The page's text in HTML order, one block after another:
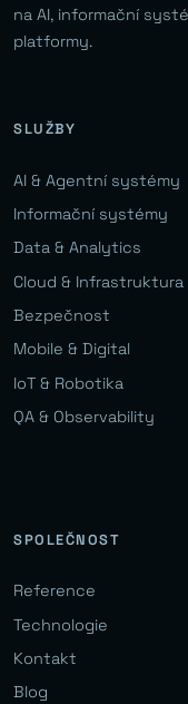
na AI, informační
platformy.
SLUŽBY
AI & Agentní systémy
Informační systémy
Data & Analytics
Cloud & Infrastruktura
Bezpečnost
Mobile & Digital
IoT & Robotika
QA & Observability
SPOLEČNOST
Reference
Technologie
Kontakt
Blog